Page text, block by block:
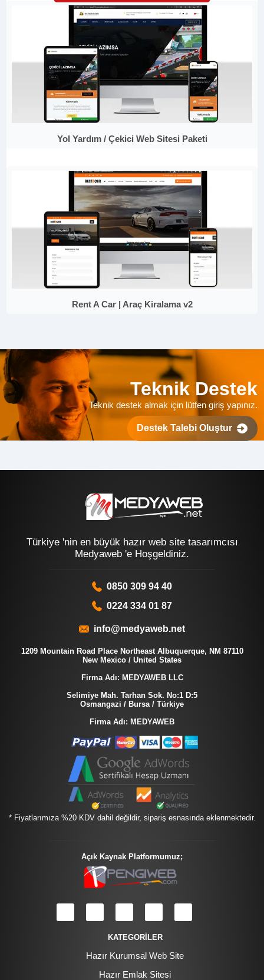
Yol Yardım / Çekici Web Sitesi Paketi
Rent A Car | Araç Kiralama v2
Teknik Destek
Teknik destek almak için lütfen giriş yapınız.
Destek Talebi Oluştur
Türkiye 'nin en büyük hazır web site tasarımcısı
Medyaweb 'e Hoşgeldiniz.
0850 309 94 40
0224 334 01 87
info@medyaweb.net
1209 Mountain Road Place Northeast Albuquerque, NM 87110
New Mexico / United States
Firma Adı: MEDYAWEB LLC
Selimiye Mah. Tarhan Sok. No:1 D:5
Osmangazi / Bursa / Türkiye
Firma Adı: MEDYAWEB
* Fiyatlarımıza %20 KDV dahil değildir, sipariş esnasında eklenmektedir.
Açık Kaynak Platformumuz;
KATEGORİLER
Hazır Kurumsal Web Site
Hazır Emlak Sitesi